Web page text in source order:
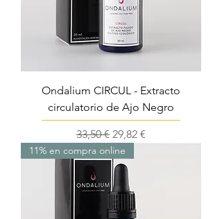
Ondalium CIRCUL - Extracto
circulatorio de Ajo Negro
Precio
33,50 € Precio de oferta
29,82 €
11% en compra online